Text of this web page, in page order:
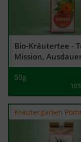
Bio-Kräutertee -
Mission,
50g